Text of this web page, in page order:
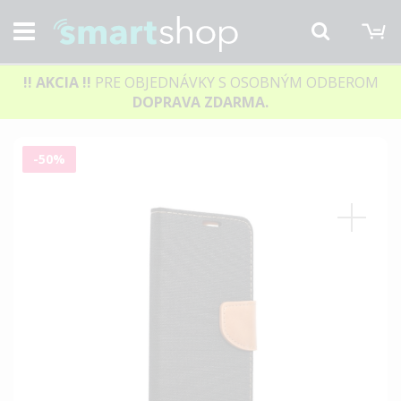
Hľadať
!! AKCIA !! PRE OBJEDNÁVKY S OSOBNÝM ODBEROM
DOPRAVA ZDARMA.
Preskočiť
-50%